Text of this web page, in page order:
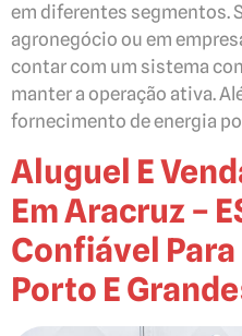
em diferentes segmentos.
agronegócio ou em
contar com um sistema
manter a operação ativa.
fornecimento de energia
Aluguel E
Em Aracruz –
Confiável
Porto E